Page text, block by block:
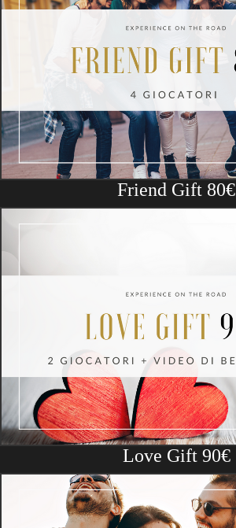
Friend Gift 80€
Love Gift 90€